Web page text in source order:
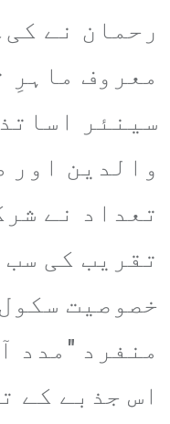
رحمان نے
معروف ماہرِ
سینئر
والدین اور
تعداد نے
​تقریب کی
خصوصیت
منفرد "مدد